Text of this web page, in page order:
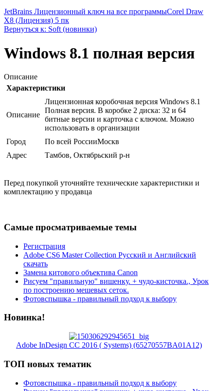
JetBrains Лицензионный ключ на все программыCorel Draw
X8 (Лицензия) 5 пк
Вернуться к: Soft (новинки)
Windows 8.1 полная версия
Описание
Характеристики
Описание
Лицензионная коробочная версия Windows 8.1
Полная версия. В коробке 2 диска: 32 и 64
битные версии и карточка с ключом. Можно
использовать в организации
Город
По всей РоссииМоскв
Адрес
Тамбов, Октябрьский р-н
Перед покупкой уточняйте технические характеристики и
комплектацию у продавца
Самые просматриваемые темы
Регистрация
Adobe CS6 Master Collection Русский и Английский
скачать
Замена китового объектива Canon
Рисуем "правильную" вишенку. + чудо-кисточка., Урок
по построению мешевых сеток.
Фотовспышка - правильный подход к выбору
Новинка!
Adobe InDesign CC 2016 ( Systems) (65270557BA01A12)
ТОП новых тематик
Фотовспышка - правильный подход к выбору